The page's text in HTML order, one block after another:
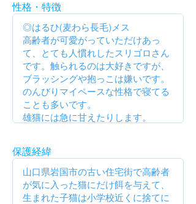
性格・特徴
保護経緯